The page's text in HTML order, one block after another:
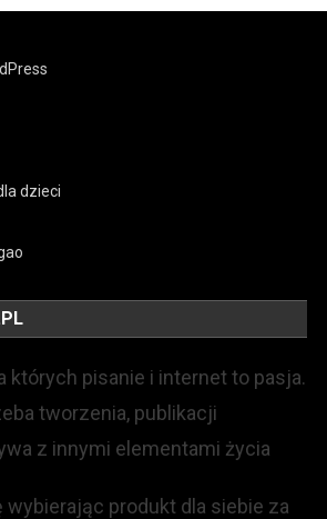
dzieci
których pisanie i internet to pasja.
tworzenia, publikacji
z innymi elementami życia
wybierając produkt dla siebie za